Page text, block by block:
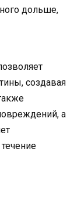
дольше,
создавая
а